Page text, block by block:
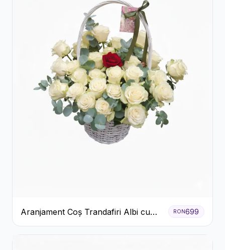
Aranjament Coș Trandafiri Albi cu
Accent Roșu
RON699